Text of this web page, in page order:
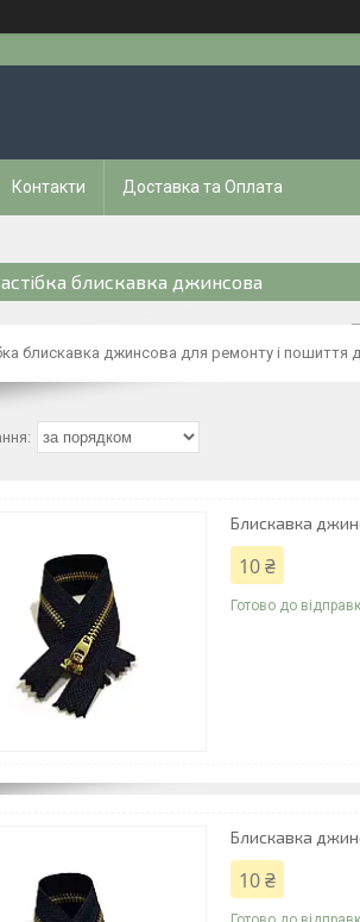
Контакти Доставка та Оплата
блискавка джинсова
блискавка джинсова для ремонту і пошиття
Блискавка
10 ₴
Готово до
Блискавка
10 ₴